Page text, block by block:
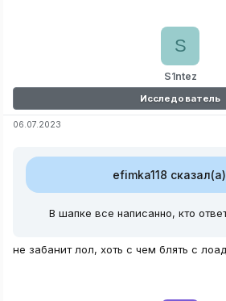
S1ntez
S
Исследователь
06.07.2023
efimka118
В шапке все написанно, кто
не забанит лол, хоть с чем блять с